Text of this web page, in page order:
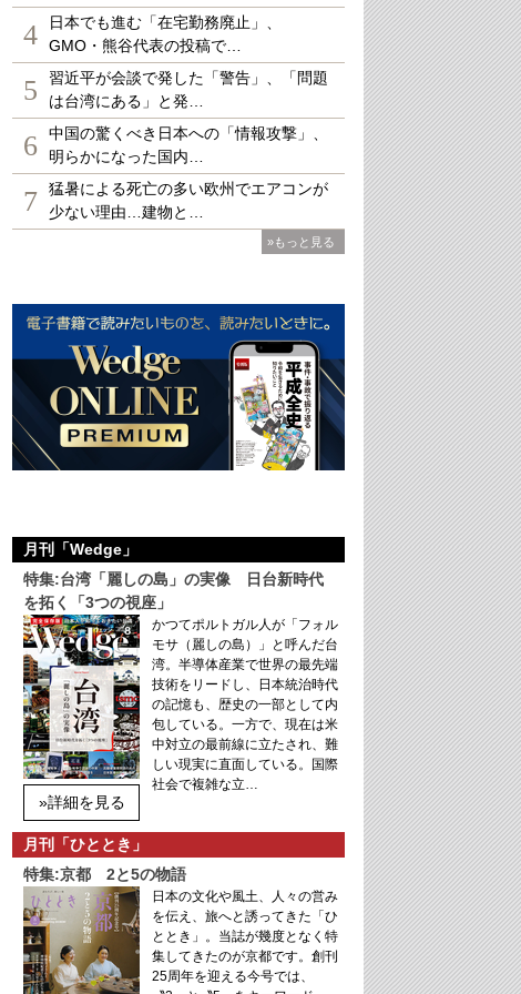
4
日本でも進む「在宅勤務廃止」、
GMO・熊谷代表の投稿で…
5
習近平が会談で発した「警告」、「問題
は台湾にある」と発…
6
中国の驚くべき日本への「情報攻撃」、
明らかになった国内…
7
猛暑による死亡の多い欧州でエアコンが
少ない理由…建物と…
»もっと見る
月刊「Wedge」
特集:台湾「麗しの島」の実像 日台新時代
を拓く「3つの視座」
»詳細を見る
かつてポルトガル人が「フォル
モサ（麗しの島）」と呼んだ台
湾。半導体産業で世界の最先端
技術をリードし、日本統治時代
の記憶も、歴史の一部として内
包している。一方で、現在は米
中対立の最前線に立たされ、難
しい現実に直面している。国際
社会で複雑な立…
月刊「ひととき」
特集:京都 2と5の物語
日本の文化や風土、人々の営み
を伝え、旅へと誘ってきた「ひ
ととき」。当誌が幾度となく特
集してきたのが京都です。創刊
25周年を迎える今号では、